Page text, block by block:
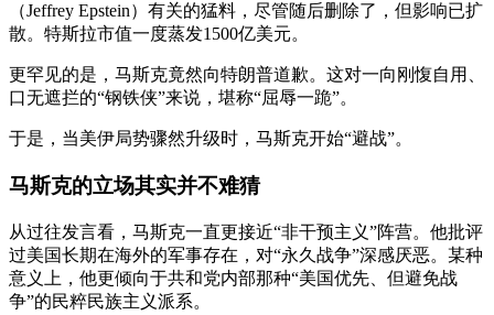
（Jeffrey Epstein）有关的猛料，尽管随后删除了，但影响已扩
散。特斯拉市值一度蒸发1500亿美元。
更罕见的是，马斯克竟然向特朗普道歉。这对一向刚愎自用、
口无遮拦的“钢铁侠”来说，堪称“屈辱一跪”。
于是，当美伊局势骤然升级时，马斯克开始“避战”。
马斯克的立场其实并不难猜
从过往发言看，马斯克一直更接近“非干预主义”阵营。他批评
过美国长期在海外的军事存在，对“永久战争”深感厌恶。某种
意义上，他更倾向于共和党内部那种“美国优先、但避免战
争”的民粹民族主义派系。